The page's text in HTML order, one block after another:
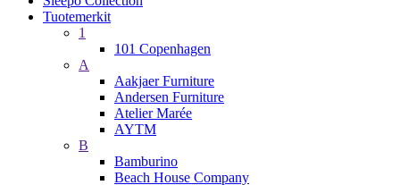
Tuotemerkit
1
101 Copenhagen
A
Aakjaer Furniture
Andersen Furniture
Atelier Marée
AYTM
B
Bamburino
Beach House Company